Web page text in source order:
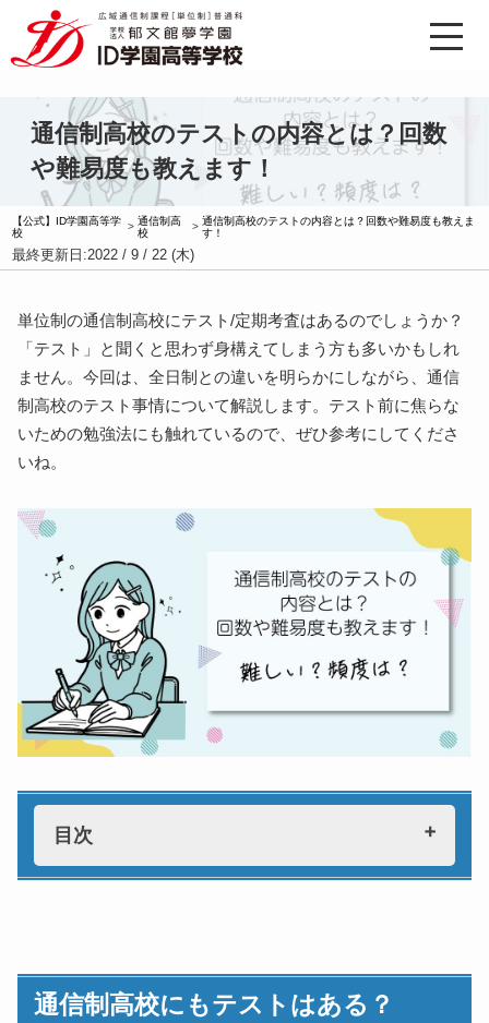
通信制高校のテストの内容とは？回数
や難易度も教えます！
【公式】ID学園高等学
校
> 通信制高
校
> 通信制高校のテストの内容とは？回数や難易度も教えま
す！
最終更新日:2022 / 9 / 22 (木)
単位制の通信制高校にテスト/定期考査はあるのでしょうか？
「テスト」と聞くと思わず身構えてしまう方も多いかもしれ
ません。今回は、全日制との違いを明らかにしながら、通信
制高校のテスト事情について解説します。テスト前に焦らな
いための勉強法にも触れているので、ぜひ参考にしてくださ
いね。
目次
通信制高校のテストの内容
全日制高校と通信制高校のテストの違い
通信制高校にもテストはある？